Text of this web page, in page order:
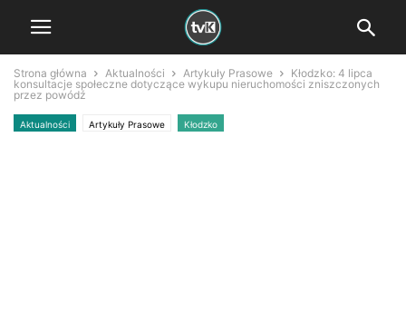
Strona główna Aktualności Artykuły Prasowe
Kłodzko: 4 lipca
konsultacje społeczne dotyczące wykupu nieruchomości zniszczonych
przez powódź
Aktualności Artykuły Prasowe Kłodzko